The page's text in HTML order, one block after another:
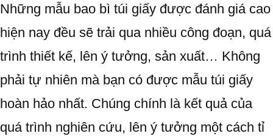
Những mẫu bao bì túi giấy được đánh giá cao
hiện nay đều sẽ trải qua nhiều công đoạn, quá
trình thiết kế, lên ý tưởng, sản xuất… Không
phải tự nhiên mà bạn có được mẫu túi giấy
hoàn hảo nhất. Chúng chính là kết quả của
quá trình nghiên cứu, lên ý tưởng một cách tỉ